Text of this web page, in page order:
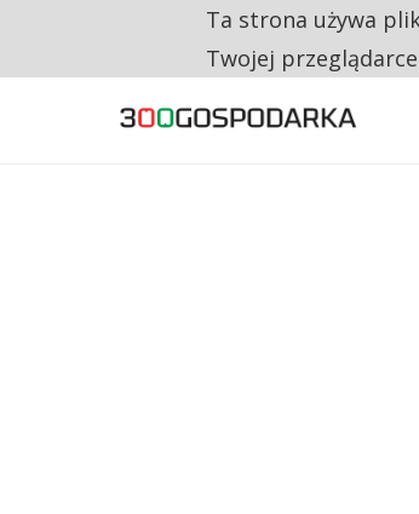
NA JEDEN WAKAT
Ta strona używa
Twojej